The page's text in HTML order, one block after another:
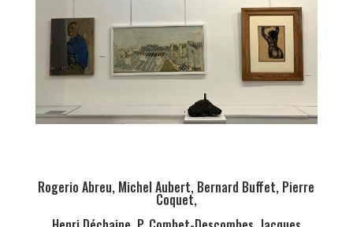
Rogerio Abreu, Michel Aubert, Bernard Buffet, Pierre
Coquet,